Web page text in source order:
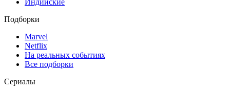
Индийские
Подборки
Marvel
Netflix
На реальных событиях
Все подборки
Сериалы